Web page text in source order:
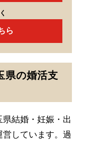
ら
県の婚活支
結婚・妊娠・出
しています。過